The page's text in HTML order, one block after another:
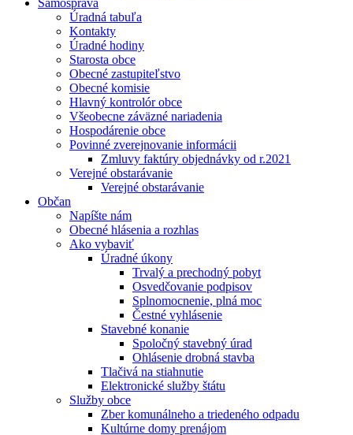
Samospráva
Úradná tabuľa
Kontakty
Úradné hodiny
Starosta obce
Obecné zastupiteľstvo
Obecné komisie
Hlavný kontrolór obce
Všeobecne záväzné nariadenia
Hospodárenie obce
Povinné zverejnovanie informácii
Zmluvy faktúry objednávky od r.2021
Verejné obstarávanie
Verejné obstarávanie
Občan
Napíšte nám
Obecné hlásenia a rozhlas
Ako vybaviť
Úradné úkony
Trvalý a prechodný pobyt
Osvedčovanie podpisov
Splnomocnenie, plná moc
Čestné vyhlásenie
Stavebné konanie
Spoločný stavebný úrad
Ohlásenie drobná stavba
Tlačivá na stiahnutie
Elektronické služby štátu
Služby obce
Zber komunálneho a triedeného odpadu
Kultúrne domy prenájom